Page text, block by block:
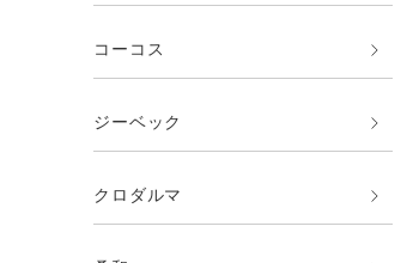
コーコス
ジーベック
クロダルマ